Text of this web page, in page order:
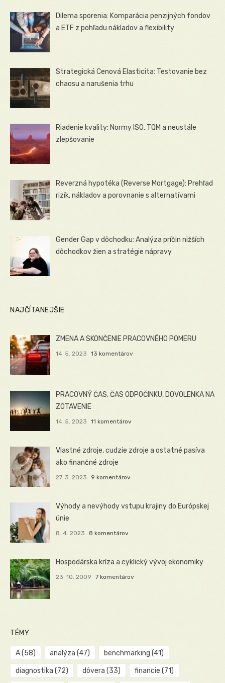
Dilema sporenia: Komparácia penzijných fondov
a ETF z pohľadu nákladov a flexibility
Strategická Cenová Elasticita: Testovanie bez
chaosu a narušenia trhu
Riadenie kvality: Normy ISO, TQM a neustále
zlepšovanie
Reverzná hypotéka (Reverse Mortgage): Prehľad
rizík, nákladov a porovnanie s alternatívami
Gender Gap v dôchodku: Analýza príčin nižších
dôchodkov žien a stratégie nápravy
NAJČÍTANEJŠIE
ZMENA A SKONČENIE PRACOVNÉHO POMERU
14. 5. 2023 13 komentárov
PRACOVNÝ ČAS, ČAS ODPOČINKU, DOVOLENKA NA
ZOTAVENIE
14. 5. 2023 11 komentárov
Vlastné zdroje, cudzie zdroje a ostatné pasíva
ako finančné zdroje
27. 3. 2023 9 komentárov
Výhody a nevýhody vstupu krajiny do Európskej
únie
8. 4. 2023 8 komentárov
Hospodárska kríza a cyklický vývoj ekonomiky
23. 10. 2009 7 komentárov
TÉMY
A(58) analýza (47) benchmarking (41)
diagnostika (72) dôvera (33) financie (71)